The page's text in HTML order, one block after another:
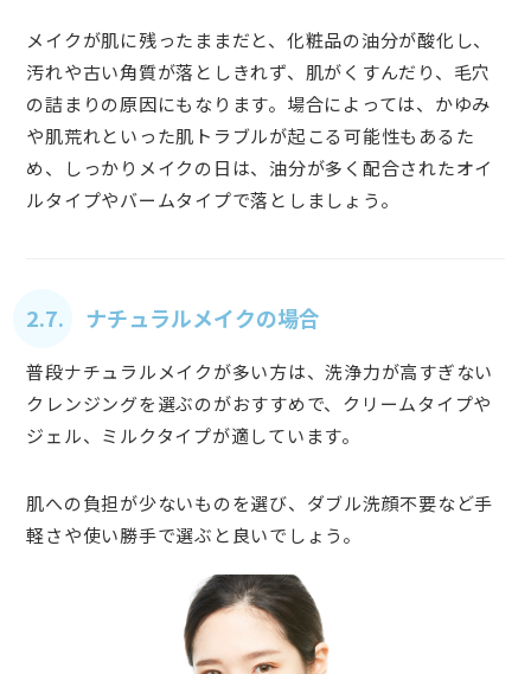
メイクが肌に残ったままだと、化粧品の油分が酸化し、
汚れや古い角質が落としきれず、肌がくすんだり、毛穴
の詰まりの原因にもなります。場合によっては、かゆみ
や肌荒れといった肌トラブルが起こる可能性もあるた
め、しっかりメイクの日は、油分が多く配合されたオイ
ルタイプやバームタイプで落としましょう。
2.7. ナチュラルメイクの場合
普段ナチュラルメイクが多い方は、洗浄力が高すぎない
クレンジングを選ぶのがおすすめで、クリームタイプや
ジェル、ミルクタイプが適しています。
肌への負担が少ないものを選び、ダブル洗顔不要など手
軽さや使い勝手で選ぶと良いでしょう。